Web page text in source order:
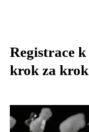
Registrace
krok za